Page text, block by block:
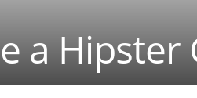
a Hipster